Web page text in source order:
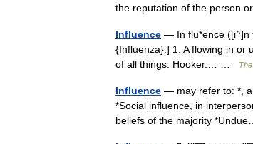
the reputation of the person
Influence — In flu*ence ([i^]n
{Influenza}.] 1. A flowing in or
of all things. Hooker.… …
Influence — may refer to: *,
*Social influence, in
beliefs of the majority